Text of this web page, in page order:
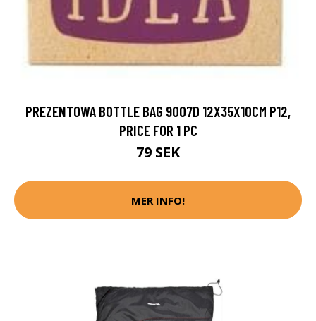
PREZENTOWA BOTTLE BAG 9007D 12X35X10CM P12,
PRICE FOR 1 PC
79 SEK
MER INFO!